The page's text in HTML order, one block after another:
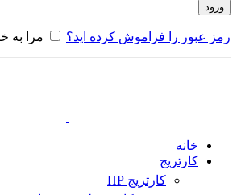
ورود
رمز عبور را فراموش کرده اید؟ مرا به
خانه
کارتریج
کارتریج HP